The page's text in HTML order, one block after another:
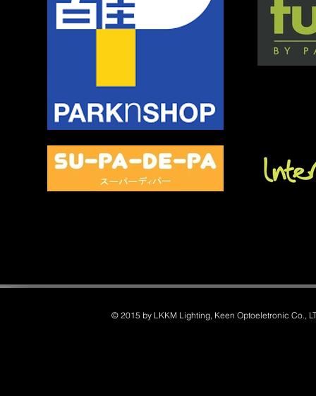
© 2015 by LKKM Lighting, Keen Optoeletronic Co.,